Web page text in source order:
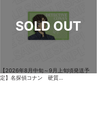
【2026年8月中旬～9月上旬頃発送予
定】名探偵コナン 硬質...